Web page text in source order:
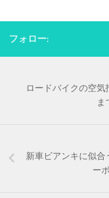
フォロー:
ロードバイクの空
ま
新車ビアンキに似合
ー